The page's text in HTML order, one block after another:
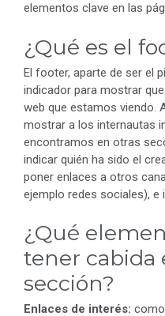
elementos clave en las
¿Qué es el
El footer, aparte de ser el
indicador para mostrar
web que estamos viendo.
mostrar a los internautas
encontramos en otras
indicar quién ha sido el
poner enlaces a otros
ejemplo redes sociales),
¿Qué
tener cabida
sección?
Enlaces de interés: